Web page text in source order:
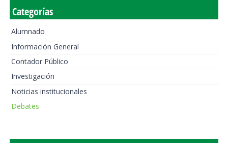
Categorías
Alumnado
Información General
Contador Público
Investigación
Noticias institucionales
Debates